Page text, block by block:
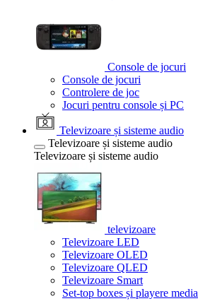
Console de jocuri
Console de jocuri
Controlere de joc
Jocuri pentru console și PC
Televizoare și sisteme audio
Televizoare și sisteme audio
Televizoare și sisteme audio
televizoare
Televizoare LED
Televizoare OLED
Televizoare QLED
Televizoare Smart
Set-top boxes și playere media